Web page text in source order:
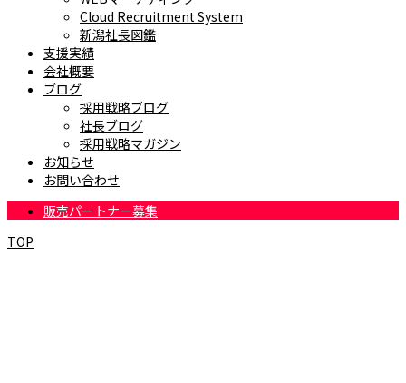
Cloud Recruitment System
新潟社長図鑑
支援実績
会社概要
ブログ
採用戦略ブログ
社長ブログ
採用戦略マガジン
お知らせ
お問い合わせ
販売パートナー募集
TOP